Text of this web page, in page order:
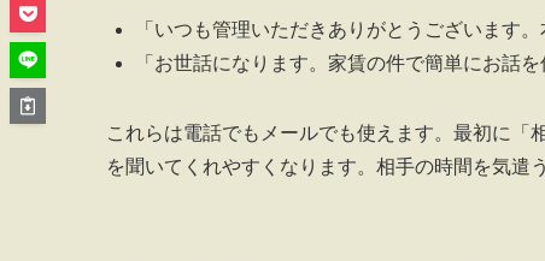
「いつも管理いただきありがとうございます
「お世話になります。家賃の件で簡単にお話を
これらは電話でもメールでも使えます。最初に
を聞いてくれやすくなります。相手の時間を気遣